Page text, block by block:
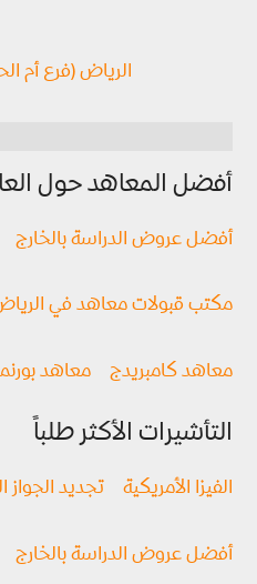
الرياض (فرع أم
أفضل المعاهد حول
أفضل عروض الدراسة بالخارج
مكتب قبولات معاهد في
معاهد كامبريدج معاهد
التأشيرات الأكثر طلباً
الفيزا الأمريكية تجديد
أفضل عروض الدراسة بالخارج